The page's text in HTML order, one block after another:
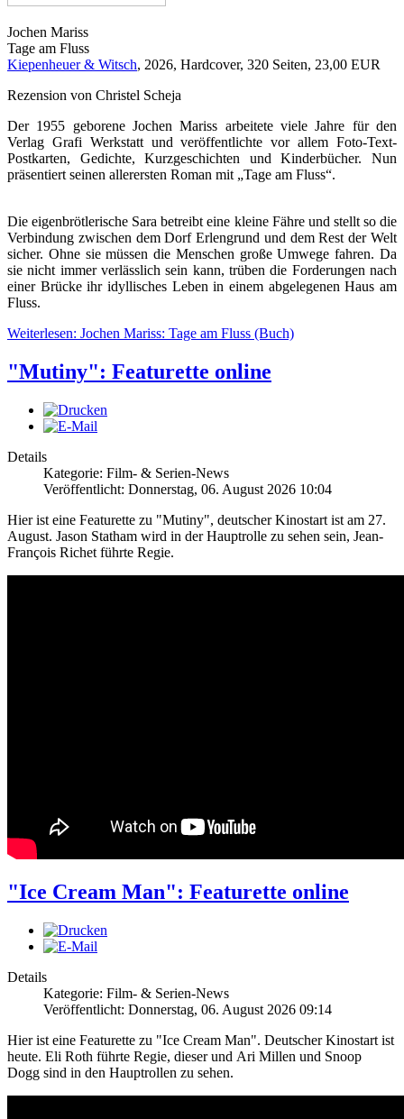
Jochen Mariss
Tage am Fluss
Kiepenheuer & Witsch, 2026, Hardcover, 320 Seiten, 23,00 EUR
Rezension von Christel Scheja
Der 1955 geborene Jochen Mariss arbeitete viele Jahre für den
Verlag Grafi Werkstatt und veröffentlichte vor allem Foto-Text-
Postkarten, Gedichte, Kurzgeschichten und Kinderbücher. Nun
präsentiert seinen allerersten Roman mit „Tage am Fluss“.
Die eigenbrötlerische Sara betreibt eine kleine Fähre und stellt so die
Verbindung zwischen dem Dorf Erlengrund und dem Rest der Welt
sicher. Ohne sie müssen die Menschen große Umwege fahren. Da
sie nicht immer verlässlich sein kann, trüben die Forderungen nach
einer Brücke ihr idyllisches Leben in einem abgelegenen Haus am
Fluss.
Weiterlesen: Jochen Mariss: Tage am Fluss (Buch)
"Mutiny": Featurette online
Details
Kategorie: Film- & Serien-News
Veröffentlicht: Donnerstag, 06. August 2026 10:04
Hier ist eine Featurette zu "Mutiny", deutscher Kinostart ist am 27.
August. Jason Statham wird in der Hauptrolle zu sehen sein, Jean-
François Richet führte Regie.
"Ice Cream Man": Featurette online
Details
Kategorie: Film- & Serien-News
Veröffentlicht: Donnerstag, 06. August 2026 09:14
Hier ist eine Featurette zu "Ice Cream Man". Deutscher Kinostart ist
heute. Eli Roth führte Regie, dieser und Ari Millen und Snoop
Dogg sind in den Hauptrollen zu sehen.